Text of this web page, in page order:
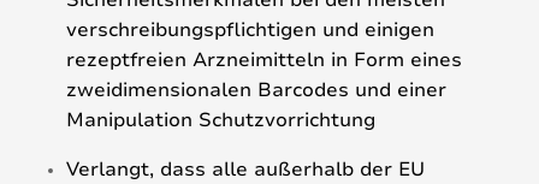
verschreibungspflichtigen und einigen
rezeptfreien Arzneimitteln in Form eines
zweidimensionalen Barcodes und einer
Manipulation Schutzvorrichtung
Verlangt, dass alle außerhalb der EU